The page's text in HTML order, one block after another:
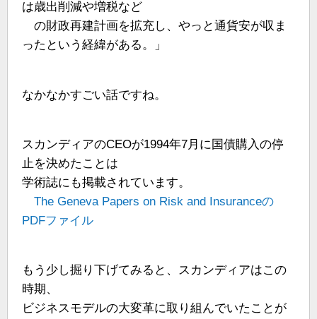
は歳出削減や増税など
の財政再建計画を拡充し、やっと通貨安が収ま
ったという経緯がある。」
なかなかすごい話ですね。
スカンディアのCEOが1994年7月に国債購入の停
止を決めたことは
学術誌にも掲載されています。
The Geneva Papers on Risk and Insuranceの
PDFファイル
もう少し掘り下げてみると、スカンディアはこの
時期、
ビジネスモデルの大変革に取り組んでいたことが